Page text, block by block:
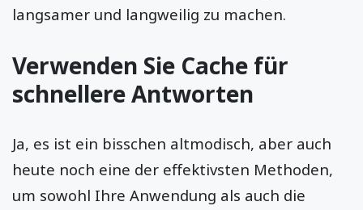
langsamer und langweilig zu machen.
Verwenden Sie Cache für
schnellere Antworten
Ja, es ist ein bisschen altmodisch, aber auch
heute noch eine der effektivsten Methoden,
um sowohl Ihre Anwendung als auch die